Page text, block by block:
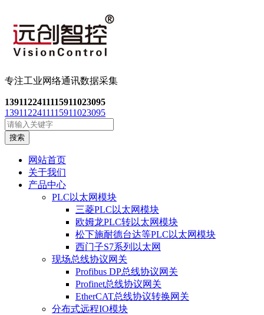
专注工业网络通讯数据采集
1391122411115911023095
1391122411115911023095
搜索
网站首页
关于我们
产品中心
PLC以太网模块
三菱PLC以太网模块
欧姆龙PLC转以太网模块
松下施耐德台达等PLC以太网模块
西门子S7系列以太网
现场总线协议网关
Profibus DP总线协议网关
Profinet总线协议网关
EtherCAT总线协议转换网关
分布式远程IO模块